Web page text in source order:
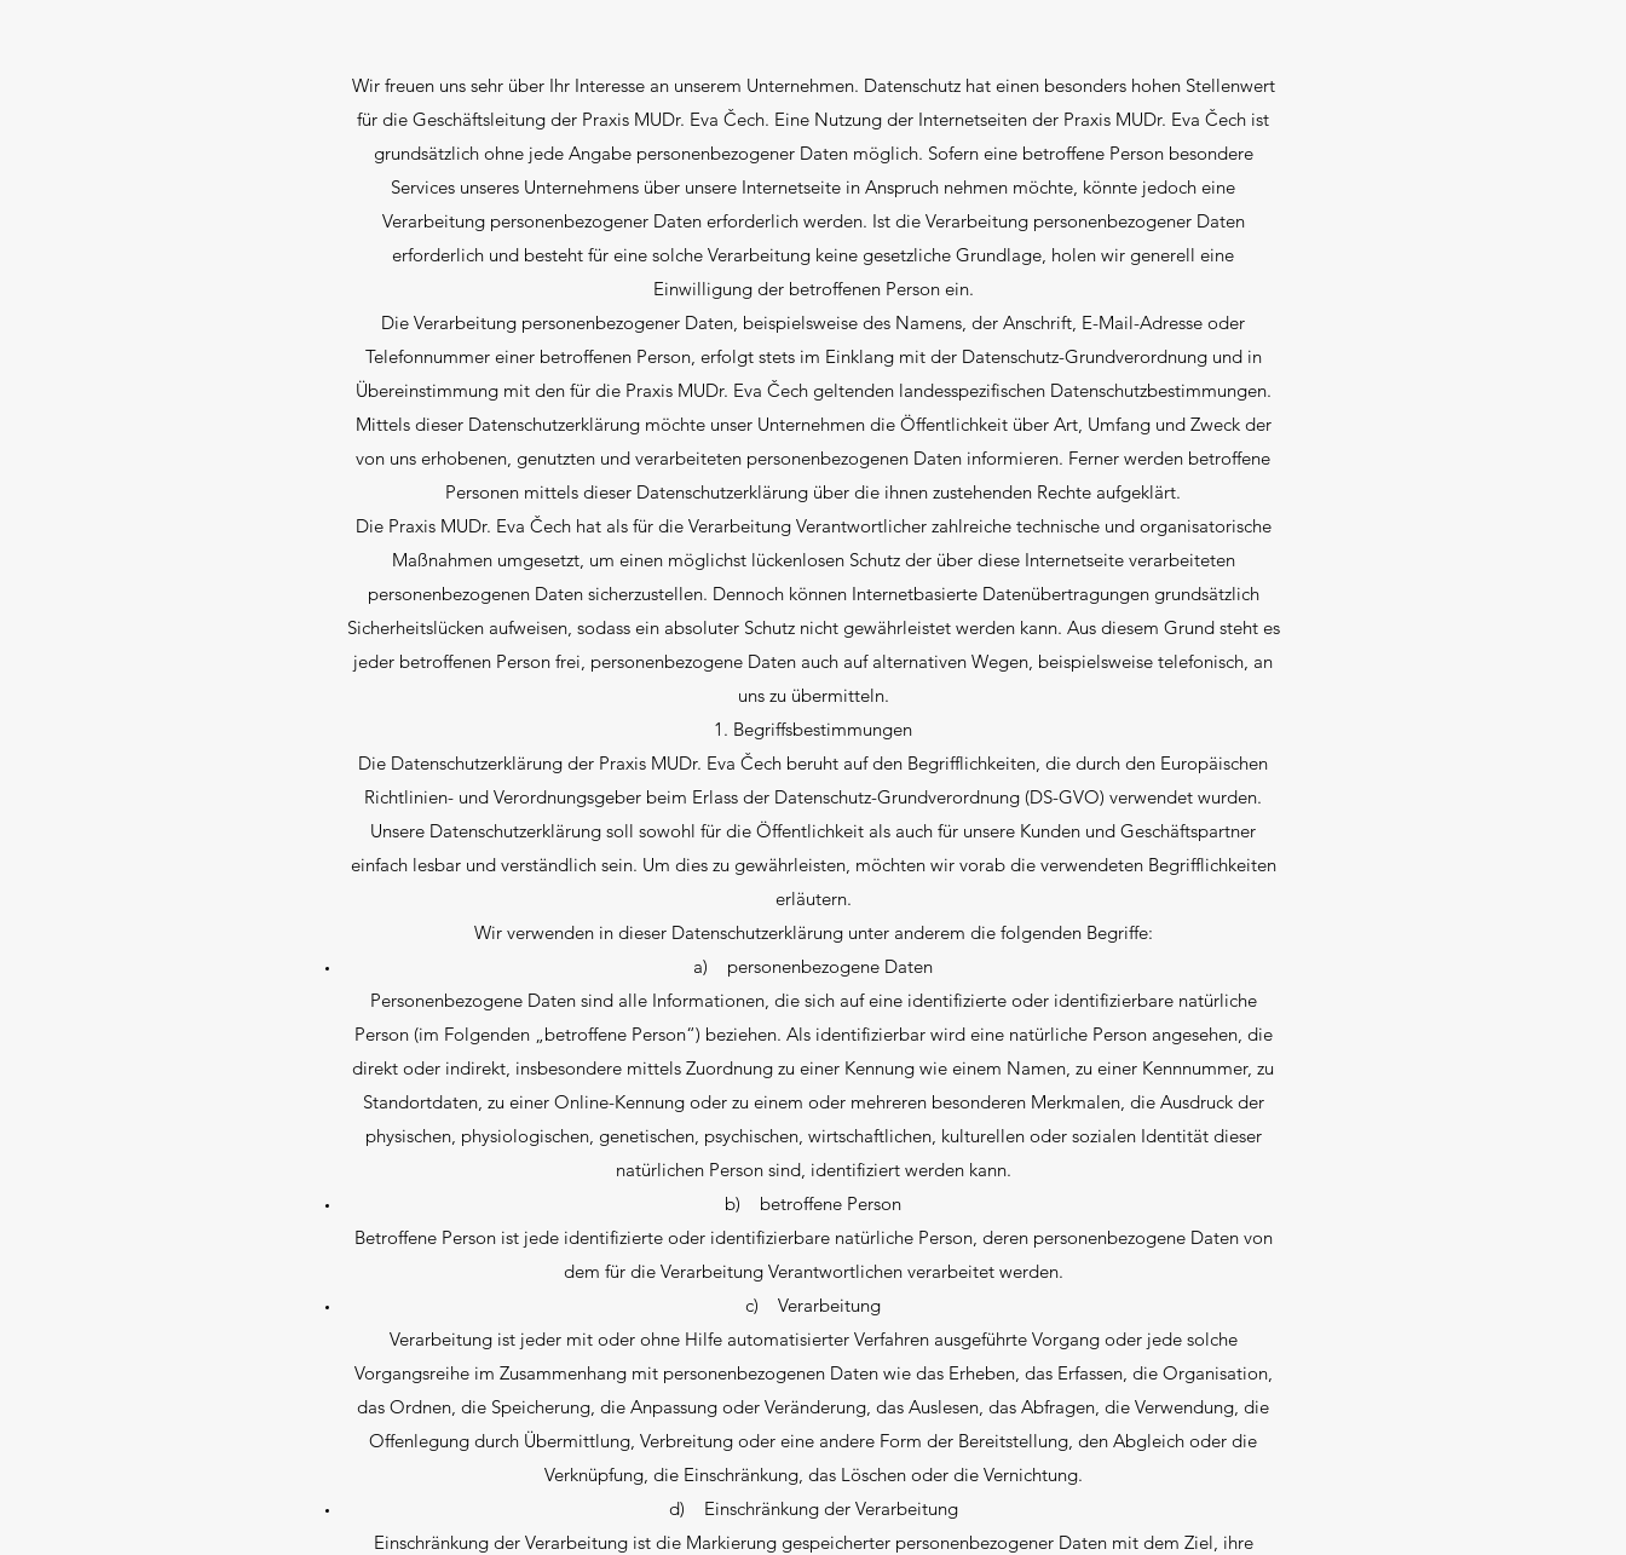
Wir freuen uns sehr über Ihr Interesse an unserem Unternehmen. Datenschutz hat einen besonders hohen Stellenwert
für die Geschäftsleitung der Praxis MUDr. Eva Čech. Eine Nutzung der Internetseiten der Praxis MUDr. Eva Čech ist
grundsätzlich ohne jede Angabe personenbezogener Daten möglich. Sofern eine betroffene Person besondere
Services unseres Unternehmens über unsere Internetseite in Anspruch nehmen möchte, könnte jedoch eine
Verarbeitung personenbezogener Daten erforderlich werden. Ist die Verarbeitung personenbezogener Daten
erforderlich und besteht für eine solche Verarbeitung keine gesetzliche Grundlage, holen wir generell eine
Einwilligung der betroffenen Person ein.
Die Verarbeitung personenbezogener Daten, beispielsweise des Namens, der Anschrift, E-Mail-Adresse oder
Telefonnummer einer betroffenen Person, erfolgt stets im Einklang mit der Datenschutz-Grundverordnung und in
Übereinstimmung mit den für die Praxis MUDr. Eva Čech geltenden landesspezifischen Datenschutzbestimmungen.
Mittels dieser Datenschutzerklärung möchte unser Unternehmen die Öffentlichkeit über Art, Umfang und Zweck der
von uns erhobenen, genutzten und verarbeiteten personenbezogenen Daten informieren. Ferner werden betroffene
Personen mittels dieser Datenschutzerklärung über die ihnen zustehenden Rechte aufgeklärt.
Die Praxis MUDr. Eva Čech hat als für die Verarbeitung Verantwortlicher zahlreiche technische und organisatorische
Maßnahmen umgesetzt, um einen möglichst lückenlosen Schutz der über diese Internetseite verarbeiteten
personenbezogenen Daten sicherzustellen. Dennoch können Internetbasierte Datenübertragungen grundsätzlich
Sicherheitslücken aufweisen, sodass ein absoluter Schutz nicht gewährleistet werden kann. Aus diesem Grund steht es
jeder betroffenen Person frei, personenbezogene Daten auch auf alternativen Wegen, beispielsweise telefonisch, an
uns zu übermitteln.
1. Begriffsbestimmungen
Die Datenschutzerklärung der Praxis MUDr. Eva Čech beruht auf den Begrifflichkeiten, die durch den Europäischen
Richtlinien- und Verordnungsgeber beim Erlass der Datenschutz-Grundverordnung (DS-GVO) verwendet wurden.
Unsere Datenschutzerklärung soll sowohl für die Öffentlichkeit als auch für unsere Kunden und Geschäftspartner
einfach lesbar und verständlich sein. Um dies zu gewährleisten, möchten wir vorab die verwendeten Begrifflichkeiten
erläutern.
Wir verwenden in dieser Datenschutzerklärung unter anderem die folgenden Begriffe:
a) personenbezogene Daten
Personenbezogene Daten sind alle Informationen, die sich auf eine identifizierte oder identifizierbare natürliche
Person (im Folgenden „betroffene Person“) beziehen. Als identifizierbar wird eine natürliche Person angesehen, die
direkt oder indirekt, insbesondere mittels Zuordnung zu einer Kennung wie einem Namen, zu einer Kennnummer, zu
Standortdaten, zu einer Online-Kennung oder zu einem oder mehreren besonderen Merkmalen, die Ausdruck der
physischen, physiologischen, genetischen, psychischen, wirtschaftlichen, kulturellen oder sozialen Identität dieser
natürlichen Person sind, identifiziert werden kann.
b) betroffene Person
Betroffene Person ist jede identifizierte oder identifizierbare natürliche Person, deren personenbezogene Daten von
dem für die Verarbeitung Verantwortlichen verarbeitet werden.
c) Verarbeitung
Verarbeitung ist jeder mit oder ohne Hilfe automatisierter Verfahren ausgeführte Vorgang oder jede solche
Vorgangsreihe im Zusammenhang mit personenbezogenen Daten wie das Erheben, das Erfassen, die Organisation,
das Ordnen, die Speicherung, die Anpassung oder Veränderung, das Auslesen, das Abfragen, die Verwendung, die
Offenlegung durch Übermittlung, Verbreitung oder eine andere Form der Bereitstellung, den Abgleich oder die
Verknüpfung, die Einschränkung, das Löschen oder die Vernichtung.
d) Einschränkung der Verarbeitung
Einschränkung der Verarbeitung ist die Markierung gespeicherter personenbezogener Daten mit dem Ziel, ihre